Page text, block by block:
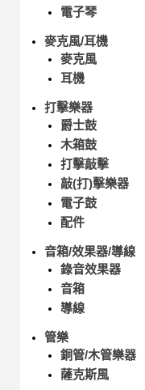
電子琴
麥克風/耳機
麥克風
耳機
打擊樂器
爵士鼓
木箱鼓
打擊敲擊
敲(打)擊樂器
電子鼓
配件
音箱/效果器/導線
錄音效果器
音箱
導線
管樂
銅管/木管樂器
薩克斯風